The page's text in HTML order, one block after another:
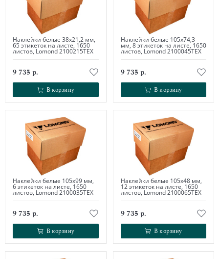
Наклейки белые 38х21,2 мм,
65 этикеток на листе, 1650
листов, Lomond 2100215ТЕХ
9 735 р.
В корзину
В корзину
Наклейки белые 105х74,3
мм, 8 этикеток на листе, 1650
листов, Lomond 2100045ТЕХ
9 735 р.
В корзину
В корзину
Наклейки белые 105х99 мм,
6 этикеток на листе, 1650
листов, Lomond 2100035ТЕХ
9 735 р.
В корзину
В корзину
Наклейки белые 105х48 мм,
12 этикеток на листе, 1650
листов, Lomond 2100065ТЕХ
9 735 р.
В корзину
В корзину